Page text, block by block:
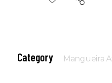
Category Mangueira